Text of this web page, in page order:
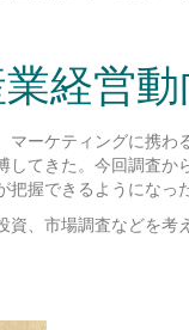
経営
マーケティングに携
してきた。今回調査
握できるようになった
資、市場調査などを考